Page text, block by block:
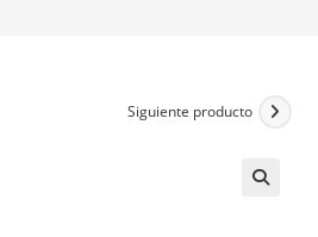
ContactoSiguiente producto